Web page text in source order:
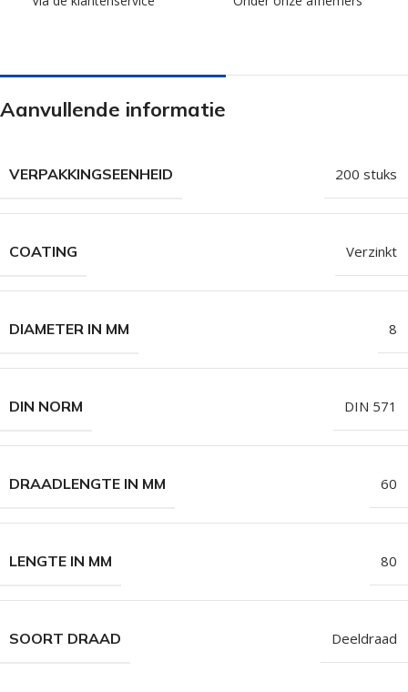
Aanvullende informatie
VERPAKKINGSEENHEID 200 stuks
COATING Verzinkt
DIAMETER IN MM 8
DIN NORM DIN 571
DRAADLENGTE IN MM 60
LENGTE IN MM 80
SOORT DRAAD Deeldraad